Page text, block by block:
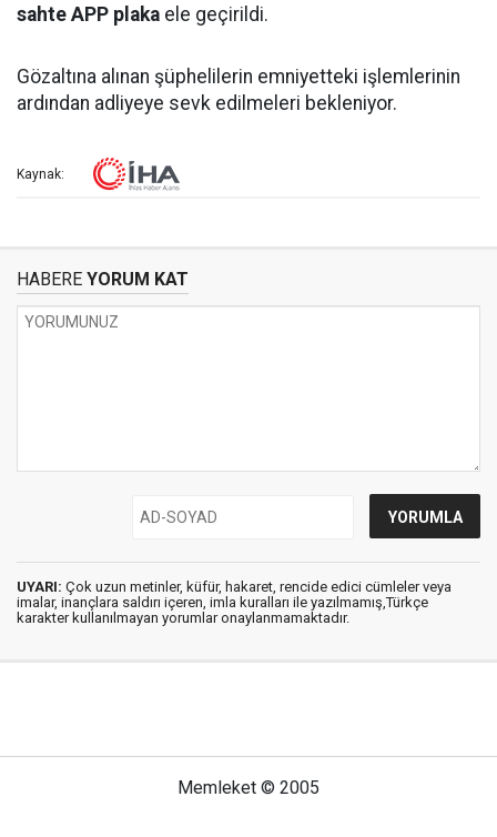
sahte APP plaka ele geçirildi.
Gözaltına alınan şüphelilerin emniyetteki işlemlerinin
ardından adliyeye sevk edilmeleri bekleniyor.
Kaynak:
HABERE YORUM KAT
UYARI: Çok uzun metinler, küfür, hakaret, rencide edici cümleler veya
imalar, inançlara saldırı içeren, imla kuralları ile yazılmamış,Türkçe
karakter kullanılmayan yorumlar onaylanmamaktadır.
Memleket © 2005